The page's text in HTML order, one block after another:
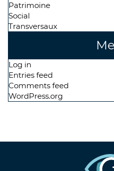
Patrimoine
Social
Transversaux
Log in
Entries feed
Comments feed
WordPress.org